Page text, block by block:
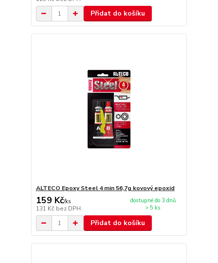
Přidat do košíku
ALTECO Epoxy Steel 4 min 56,7g kovový epoxid
159 Kč/ks
131 Kč bez DPH
dostupné do 3 dnů
> 5 ks
Přidat do košíku